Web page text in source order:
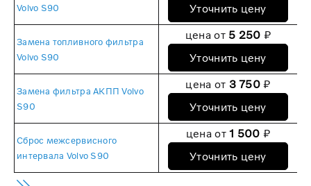
Volvo S90
Уточнить цену
Замена топливного фильтра
Volvo S90
цена от 5 250 ₽
Уточнить цену
Замена фильтра АКПП Volvo
S90
цена от 3 750 ₽
Уточнить цену
Сброс межсервисного
интервала Volvo S90
цена от1 500 ₽
Уточнить цену